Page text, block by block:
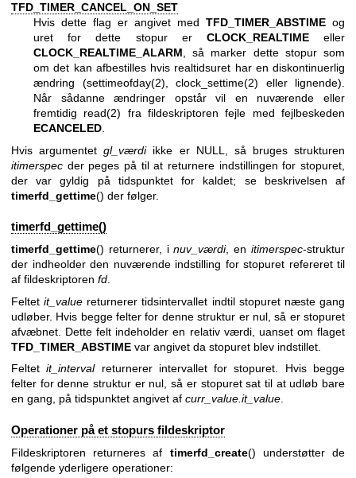
TFD_TIMER_CANCEL_ON_SET
Hvis dette flag er angivet med TFD_TIMER_ABSTIME og
uret for dette stopur er CLOCK_REALTIMEeller
CLOCK_REALTIME_ALARM, så marker dette stopur som
om det kan afbestilles hvis realtidsuret har en diskontinuerlig
ændring (settimeofday(2), clock_settime(2) eller lignende).
Når sådanne ændringer opstår vil en nuværende eller
fremtidig read(2) fra fildeskriptoren fejle med fejlbeskeden
ECANCELED.
Hvis argumentetgl_værdiikke er NULL, så bruges strukturen
itimerspec der peges på til at returnere indstillingen for stopuret,
der var gyldig på tidspunktet for kaldet; se beskrivelsen af
timerfd_gettime() der følger.
timerfd_gettime()
timerfd_gettime() returnerer, inuv_værdi, enitimerspec-struktur
der indheolder den nuværende indstilling for stopuret refereret til
af fildeskriptoren fd.
Feltetit_value returnerer tidsintervallet indtil stopuret næste gang
udløber. Hvis begge felter for denne struktur er nul, så er stopuret
afvæbnet. Dette felt indeholder en relativ værdi, uanset om flaget
TFD_TIMER_ABSTIME var angivet da stopuret blev indstillet.
Feltetit_intervalreturnerer intervallet for stopuret. Hvis begge
felter for denne struktur er nul, så er stopuret sat til at udløb bare
en gang, på tidspunktet angivet af curr_value.it_value.
Operationer på et stopurs fildeskriptor
Fildeskriptoren returneres af timerfd_create() understøtter de
følgende yderligere operationer: